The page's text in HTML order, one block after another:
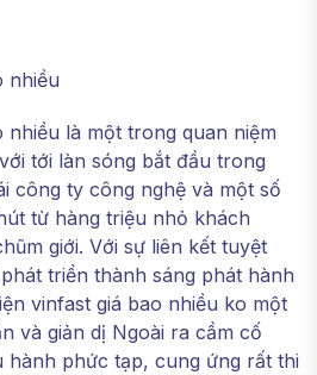
nhiều
nhiều là một trong quan niệm
tới làn sóng bắt đầu trong
công ty công nghệ và một số
từ hàng triệu nhỏ khách
giới. Với sự liên kết tuyệt
triển thành sáng phát hành
vinfast giá bao nhiều ko một
và giản dị Ngoài ra cầm cố
hành phức tạp, cung ứng rất thi